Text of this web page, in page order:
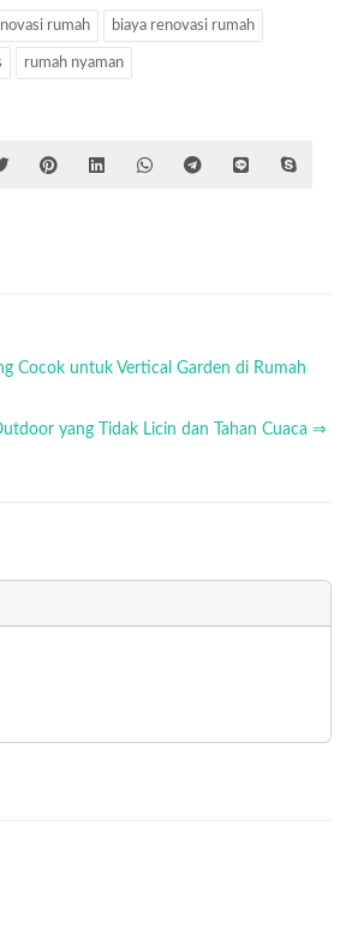
rumah biaya renovasi rumah
rumah nyaman
Cocok untuk Vertical Garden di Rumah
yang Tidak Licin dan Tahan Cuaca ⇒